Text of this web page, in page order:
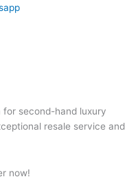
for second-hand luxury
resale service and
now!